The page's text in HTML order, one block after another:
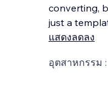
converting,
just a
แสดงลดลง
อุตสาหกรรม :